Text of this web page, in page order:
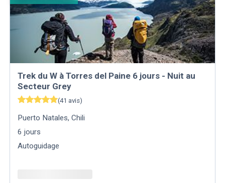
Trek du W à Torres del Paine 6 jours - Nuit au
Secteur Grey
(41 avis)
Puerto Natales,Chili
6 jours
Autoguidage